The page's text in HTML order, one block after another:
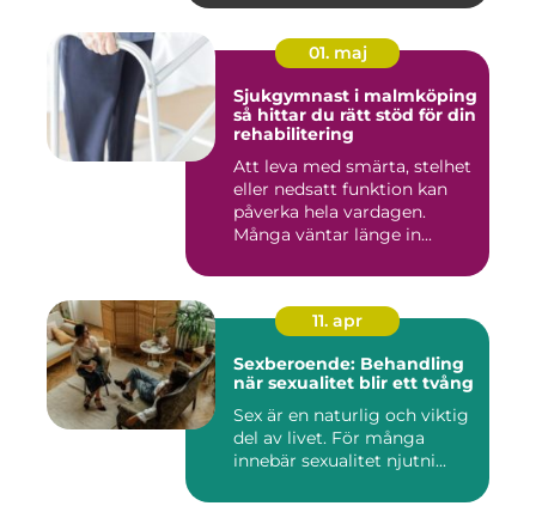
01. maj
Sjukgymnast i malmköping
så hittar du rätt stöd för din
rehabilitering
Att leva med smärta, stelhet
eller nedsatt funktion kan
påverka hela vardagen.
Många väntar länge in...
11. apr
Sexberoende: Behandling
när sexualitet blir ett tvång
Sex är en naturlig och viktig
del av livet. För många
innebär sexualitet njutni...